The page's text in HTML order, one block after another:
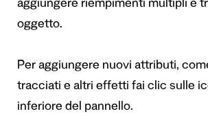
aggiungere riempimenti multipli e
oggetto.
Per aggiungere nuovi attributi,
tracciati e altri effetti fai clic sulle
inferiore del pannello.